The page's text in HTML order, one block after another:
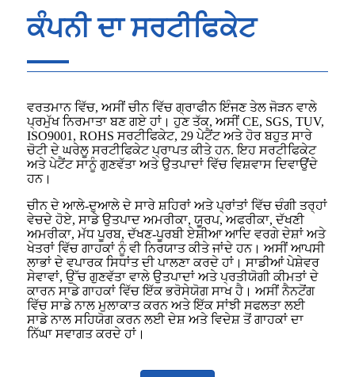
ਕੰਪਨੀ ਦਾ ਸਰਟੀਫਿਕੇਟ
ਵਰਤਮਾਨ ਵਿੱਚ, ਅਸੀਂ ਚੀਨ ਵਿੱਚ ਗ੍ਰਾਫੀਨ ਇੰਜਣ ਤੇਲ ਜੋੜਨ ਵਾਲੇ
ਪ੍ਰਮੁੱਖ ਨਿਰਮਾਤਾ ਬਣ ਗਏ ਹਾਂ। ਹੁਣ ਤੱਕ, ਅਸੀਂ CE, SGS, TUV,
ISO9001, ROHS ਸਰਟੀਫਿਕੇਟ, 29 ਪੇਟੈਂਟ ਅਤੇ ਹੋਰ ਬਹੁਤ ਸਾਰੇ
ਚੋਟੀ ਦੇ ਘਰੇਲੂ ਸਰਟੀਫਿਕੇਟ ਪ੍ਰਾਪਤ ਕੀਤੇ ਹਨ. ਇਹ ਸਰਟੀਫਿਕੇਟ
ਅਤੇ ਪੇਟੈਂਟ ਸਾਨੂੰ ਗੁਣਵੱਤਾ ਅਤੇ ਉਤਪਾਦਾਂ ਵਿੱਚ ਵਿਸ਼ਵਾਸ ਦਿਵਾਉਂਦੇ
ਹਨ।
ਚੀਨ ਦੇ ਆਲੇ-ਦੁਆਲੇ ਦੇ ਸਾਰੇ ਸ਼ਹਿਰਾਂ ਅਤੇ ਪ੍ਰਾਂਤਾਂ ਵਿੱਚ ਚੰਗੀ ਤਰ੍ਹਾਂ
ਵੇਚਦੇ ਹੋਏ, ਸਾਡੇ ਉਤਪਾਦ ਅਮਰੀਕਾ, ਯੂਰਪ, ਅਫਰੀਕਾ, ਦੱਖਣੀ
ਅਮਰੀਕਾ, ਮੱਧ ਪੂਰਬ, ਦੱਖਣ-ਪੂਰਬੀ ਏਸ਼ੀਆ ਆਦਿ ਵਰਗੇ ਦੇਸ਼ਾਂ ਅਤੇ
ਖੇਤਰਾਂ ਵਿੱਚ ਗਾਹਕਾਂ ਨੂੰ ਵੀ ਨਿਰਯਾਤ ਕੀਤੇ ਜਾਂਦੇ ਹਨ। ਅਸੀਂ ਆਪਸੀ
ਲਾਭਾਂ ਦੇ ਵਪਾਰਕ ਸਿਧਾਂਤ ਦੀ ਪਾਲਣਾ ਕਰਦੇ ਹਾਂ। ਸਾਡੀਆਂ ਪੇਸ਼ੇਵਰ
ਸੇਵਾਵਾਂ, ਉੱਚ ਗੁਣਵੱਤਾ ਵਾਲੇ ਉਤਪਾਦਾਂ ਅਤੇ ਪ੍ਰਤੀਯੋਗੀ ਕੀਮਤਾਂ ਦੇ
ਕਾਰਨ ਸਾਡੇ ਗਾਹਕਾਂ ਵਿੱਚ ਇੱਕ ਭਰੋਸੇਯੋਗ ਸਾਖ ਹੈ। ਅਸੀਂ ਨੈਨਟੋਂਗ
ਵਿੱਚ ਸਾਡੇ ਨਾਲ ਮੁਲਾਕਾਤ ਕਰਨ ਅਤੇ ਇੱਕ ਸਾਂਝੀ ਸਫਲਤਾ ਲਈ
ਸਾਡੇ ਨਾਲ ਸਹਿਯੋਗ ਕਰਨ ਲਈ ਦੇਸ਼ ਅਤੇ ਵਿਦੇਸ਼ ਤੋਂ ਗਾਹਕਾਂ ਦਾ
ਨਿੱਘਾ ਸਵਾਗਤ ਕਰਦੇ ਹਾਂ।